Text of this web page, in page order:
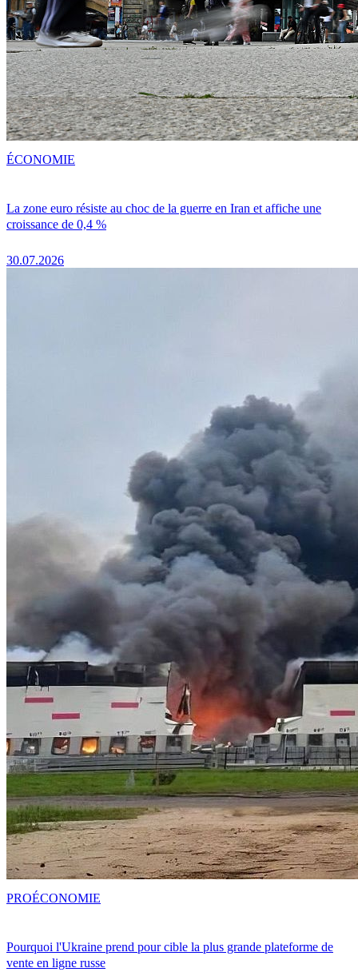
La zone euro résiste au choc de la guerre en Iran et affiche une
croissance de 0,4 %
30.07.2026
ÉCONOMIE
Pourquoi l'Ukraine prend pour cible la plus grande plateforme de
vente en ligne russe
PROÉCONOMIE